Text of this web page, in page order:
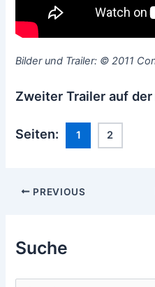
Suche
Bilder und Trailer: © 2011
Zweiter Trailer auf
Seiten: 1 2
Post
PREVIOUS